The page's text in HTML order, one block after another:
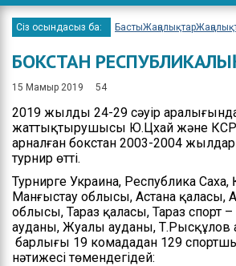
Шаралар
Бюджет
Спорт
есептер
Ресми
Сіз осындасыз ба: БастыЖаңалықтар
БОКСТАН
15 Мамыр 2019 54
2019 жылдың 24-29 сәуір
жаттықтырушысы Ю.Цхай және КСРО
арналған бокстан 2003-2004
турнир өтті.
Турнирге Украина, Республика
Манғыстау облысы, Астана қаласы,
облысы, Тараз қаласы, Тараз спорт
ауданы, Жуалы ауданы, Т.Рысқұлов
барлығы 19 комададан 129
нәтижесі төмендегідей: